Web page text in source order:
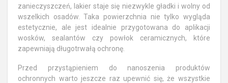
zanieczyszczeń, lakier staje się niezwykle gładki i wolny od
wszelkich osadów. Taka powierzchnia nie tylko wygląda
estetycznie, ale jest idealnie przygotowana do aplikacji
wosków, sealantów czy powłok ceramicznych, które
zapewniają długotrwałą ochronę.
Przed przystąpieniem do nanoszenia produktów
ochronnych warto jeszcze raz upewnić się, że wszystkie